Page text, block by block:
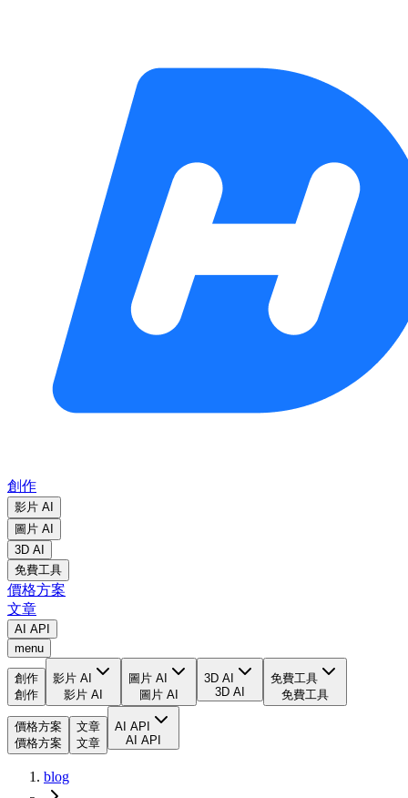
創作
影片 AI
圖片 AI
3D AI
免費工具
價格方案
文章
AI API
menu
創作
創作
影片 AI
影片 AI
圖片 AI
圖片 AI
3D AI
3D AI
免費工具
免費工具
價格方案
價格方案
文章
文章
AI API
AI API
blog